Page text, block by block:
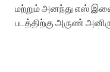
மற்றும் அனந்து எஸ்
படத்திற்கு அருண்